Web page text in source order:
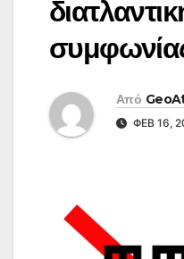
Από
ΦΕΒ 16,